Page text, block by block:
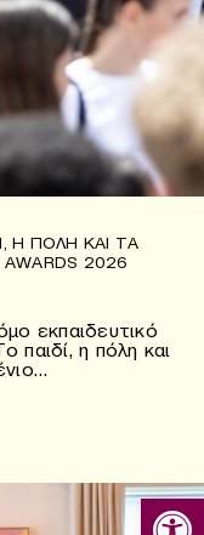
Η ΠΌΛΗ ΚΑΙ ΤΑ
2026
εκπαιδευτικό
παιδί, η πόλη και